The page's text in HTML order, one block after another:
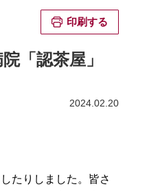
印刷する
「認茶屋」
2024.02.20
たりしました。皆さ